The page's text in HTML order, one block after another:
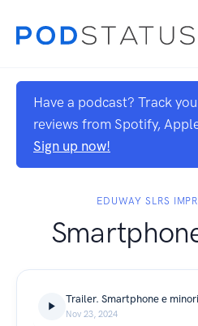
Have a podcast? Track
reviews from Spotify,
Sign up now!
EDUWAY SLRS
Nov 23, 2024